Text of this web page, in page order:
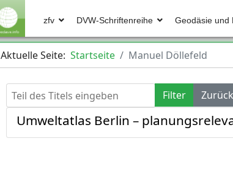
zfv DVW-Schriftenreihe Geodäsie und
Aktuelle Seite: Startseite Manuel Döllefeld
Teil des Titels eingeben Filter
Umweltatlas Berlin –